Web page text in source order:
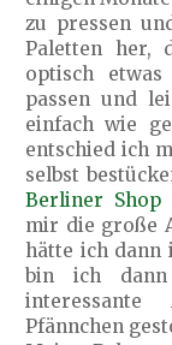
zu pressen
Paletten her,
optisch
passen und
einfach wie
entschied ich
selbst
Berliner Shop
mir die große
hätte ich dann
bin ich
Pfännchen